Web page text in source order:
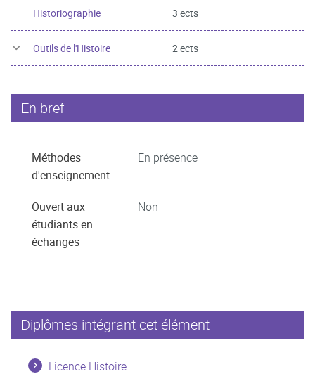
Historiographie 3 ects
Outils de l'Histoire 2 ects
En bref
Méthodes
d'enseignement
En présence
Ouvert aux
étudiants en
échanges
Non
Diplômes intégrant cet élément
Licence Histoire